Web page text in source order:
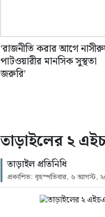
‘রাজনীতি করার আগে
পাটওয়ারীর মানসিক সুস্থতা
জরুরি’
তাড়াইলের ২
তাড়াইল প্রতিনিধি
প্রকাশিত: বৃহস্পতিবার, ৬ আগস্ট,